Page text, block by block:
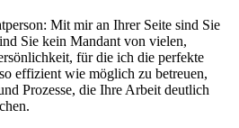
Mit mir an Ihrer Seite sind Sie
Sie kein Mandant von vielen,
für die ich die perfekte
effizient wie möglich zu betreuen,
Prozesse, die Ihre Arbeit deutlich